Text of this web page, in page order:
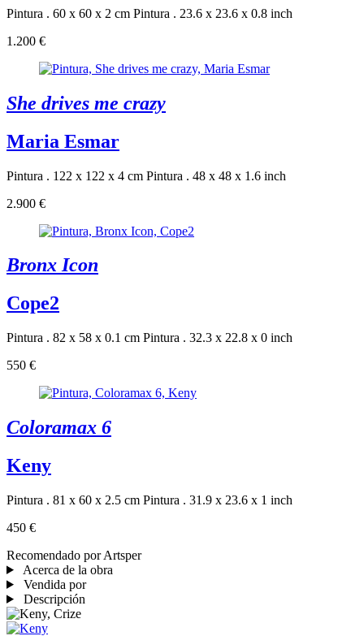
Pintura . 60 x 60 x 2 cm Pintura . 23.6 x 23.6 x 0.8 inch
1.200 €
She drives me crazy
Maria Esmar
Pintura . 122 x 122 x 4 cm Pintura . 48 x 48 x 1.6 inch
2.900 €
Bronx Icon
Cope2
Pintura . 82 x 58 x 0.1 cm Pintura . 32.3 x 22.8 x 0 inch
550 €
Coloramax 6
Keny
Pintura . 81 x 60 x 2.5 cm Pintura . 31.9 x 23.6 x 1 inch
450 €
Recomendado por Artsper
Acerca de la obra
Vendida por
Descripción